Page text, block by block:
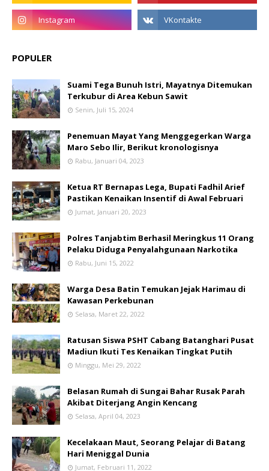
POPULER
Suami Tega Bunuh Istri, Mayatnya Ditemukan
Terkubur di Area Kebun Sawit
Senin, Juli 15, 2024
Penemuan Mayat Yang Menggegerkan Warga
Maro Sebo Ilir, Berikut kronologisnya
Rabu, Januari 04, 2023
Ketua RT Bernapas Lega, Bupati Fadhil Arief
Pastikan Kenaikan Insentif di Awal Februari
Jumat, Januari 20, 2023
Polres Tanjabtim Berhasil Meringkus 11 Orang
Pelaku Diduga Penyalahgunaan Narkotika
Rabu, Juni 15, 2022
Warga Desa Batin Temukan Jejak Harimau di
Kawasan Perkebunan
Selasa, Maret 22, 2022
Ratusan Siswa PSHT Cabang Batanghari Pusat
Madiun Ikuti Tes Kenaikan Tingkat Putih
Minggu, Mei 29, 2022
Belasan Rumah di Sungai Bahar Rusak Parah
Akibat Diterjang Angin Kencang
Selasa, April 04, 2023
Kecelakaan Maut, Seorang Pelajar di Batang
Hari Meniggal Dunia
Jumat, Februari 11, 2022